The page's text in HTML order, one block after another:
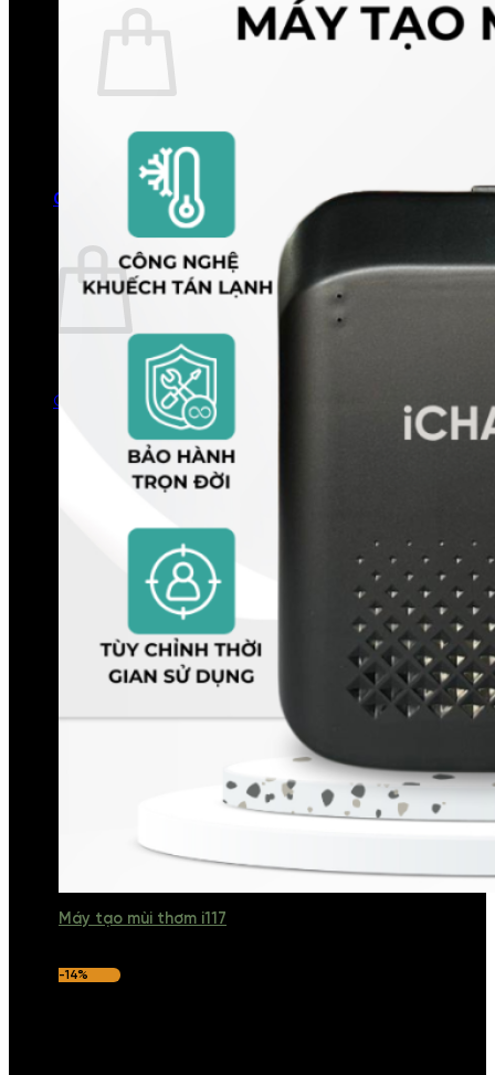
Quay trở lại cửa hàng
0
Giỏ hàng
Chưa có sản phẩm trong giỏ hàng.
Quay trở lại cửa hàng
Máy tạo mùi thơm i117
-14%